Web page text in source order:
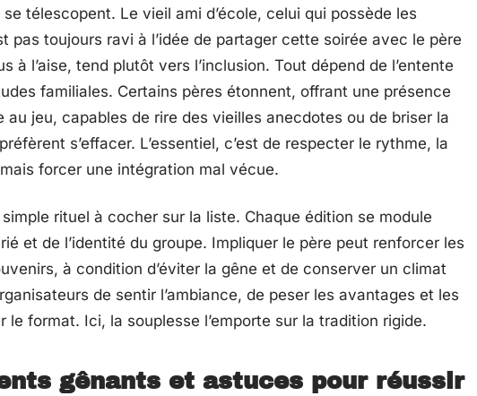
télescopent. Le vieil ami d’école, celui qui possède les
pas toujours ravi à l’idée de partager cette soirée avec le père
à l’aise, tend plutôt vers l’inclusion. Tout dépend de l’entente
familiales. Certains pères étonnent, offrant une présence
jeu, capables de rire des vieilles anecdotes ou de briser la
s’effacer. L’essentiel, c’est de respecter le rythme, la
forcer une intégration mal vécue.
simple rituel à cocher sur la liste. Chaque édition se module
et de l’identité du groupe. Impliquer le père peut renforcer les
à condition d’éviter la gêne et de conserver un climat
de sentir l’ambiance, de peser les avantages et les
le format. Ici, la souplesse l’emporte sur la tradition rigide.
gênants et astuces pour réussir